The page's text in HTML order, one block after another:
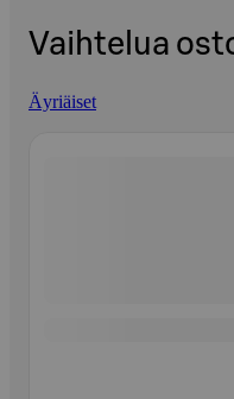
Vaihtelua
Äyriäiset